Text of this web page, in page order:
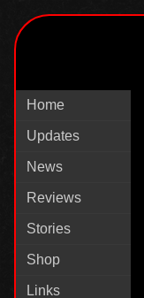
Home
Updates
News
Reviews
Stories
Shop
Links